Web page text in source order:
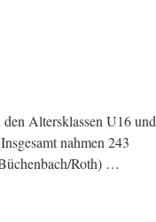
Altersklassen U16 und
nahmen 243
Roth) …